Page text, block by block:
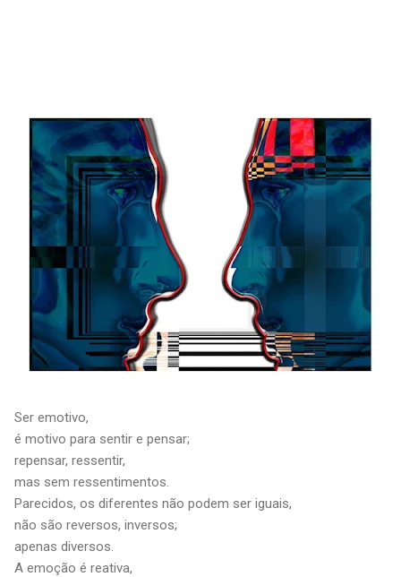
Ser emotivo,
é motivo para sentir e pensar;
repensar, ressentir,
mas sem ressentimentos.
Parecidos, os diferentes não podem ser iguais,
não são reversos, inversos;
apenas diversos.
A emoção é reativa,